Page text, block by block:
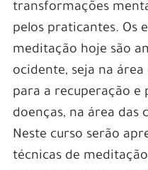
transformações
pelos praticantes. Os
meditação hoje são
ocidente, seja na
para a recuperação e
doenças, na área das
Neste curso serão
técnicas de